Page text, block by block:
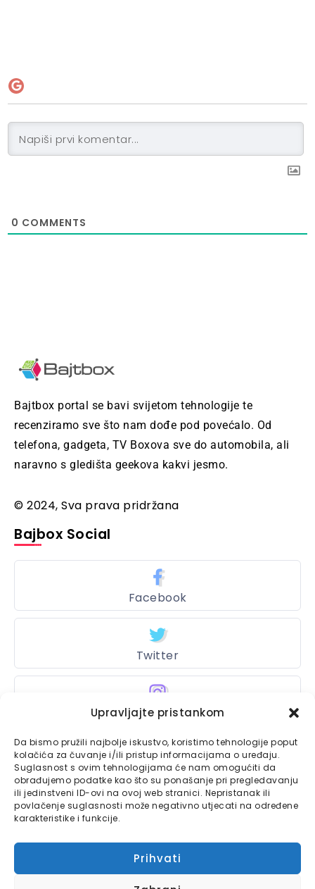
Upravljajte pristankom
Da bismo pružili najbolje iskustvo, koristimo tehnologije poput
kolačića za čuvanje i/ili pristup informacijama o uređaju.
Suglasnost s ovim tehnologijama će nam omogućiti da
obrađujemo podatke kao što su ponašanje pri pregledavanju
ili jedinstveni ID-ovi na ovoj web stranici. Nepristanak ili
povlačenje suglasnosti može negativno utjecati na određene
karakteristike i funkcije.
Prihvati
0 COMMENTS
Bajtbox portal se bavi svijetom tehnologije te
recenziramo sve što nam dođe pod povećalo. Od
telefona, gadgeta, TV Boxova sve do automobila, ali
naravno s gledišta geekova kakvi jesmo.
© 2024, Sva prava pridržana
Bajbox Social
Facebook
Twitter
Instagram
Bajtbox
Linkovi
Kontaktirajte nas
Impressum
Bajtbox koristi
usluge.